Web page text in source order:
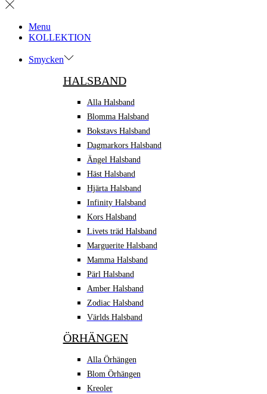
Menu
KOLLEKTION
Smycken
HALSBAND
Alla Halsband
Blomma Halsband
Bokstavs Halsband
Dagmarkors Halsband
Ängel Halsband
Häst Halsband
Hjärta Halsband
Infinity Halsband
Kors Halsband
Livets träd Halsband
Marguerite Halsband
Mamma Halsband
Pärl Halsband
Amber Halsband
Zodiac Halsband
Världs Halsband
ÖRHÄNGEN
Alla Örhängen
Blom Örhängen
Kreoler